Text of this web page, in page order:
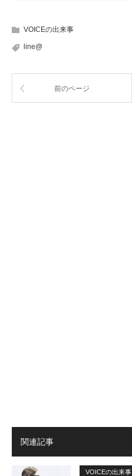
VOICEの出来事
line@
前のページ
関連記事
VOICEの出来事